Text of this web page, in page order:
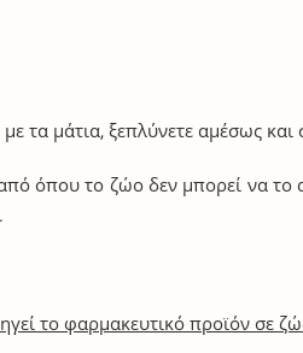
μάτια, ξεπλύνετε αμέσως και
όπου το ζώο δεν μπορεί να το
το φαρμακευτικό προϊόν σε